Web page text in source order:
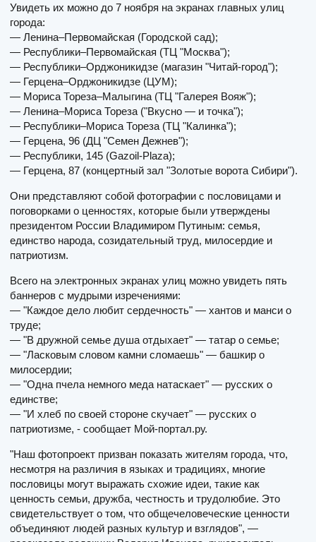
Увидеть их можно до 7 ноября на экранах главных улиц
города:
— Ленина–Первомайская (Городской сад);
— Республики–Первомайская (ТЦ "Москва");
— Республики–Орджоникидзе (магазин "Читай-город");
— Герцена–Орджоникидзе (ЦУМ);
— Мориса Тореза–Малыгина (ТЦ "Галерея Вояж");
— Ленина–Мориса Тореза ("Вкусно — и точка");
— Республики–Мориса Тореза (ТЦ "Калинка");
— Герцена, 96 (ДЦ "Семен Дежнев");
— Республики, 145 (Gazoil-Plaza);
— Герцена, 87 (концертный зал "Золотые ворота Сибири").
Они представляют собой фотографии с пословицами и
поговорками о ценностях, которые были утверждены
президентом России Владимиром Путиным: семья,
единство народа, созидательный труд, милосердие и
патриотизм.
Всего на электронных экранах улиц можно увидеть пять
баннеров с мудрыми изречениями:
— "Каждое дело любит сердечность" — хантов и манси о
труде;
— "В дружной семье душа отдыхает" — татар о семье;
— "Ласковым словом камни сломаешь" — башкир о
милосердии;
— "Одна пчела немного меда натаскает" — русских о
единстве;
— "И хлеб по своей стороне скучает" — русских о
патриотизме, - сообщает Мой-портал.ру.
"Наш фотопроект призван показать жителям города, что,
несмотря на различия в языках и традициях, многие
пословицы могут выражать схожие идеи, такие как
ценность семьи, дружба, честность и трудолюбие. Это
свидетельствует о том, что общечеловеческие ценности
объединяют людей разных культур и взглядов", —